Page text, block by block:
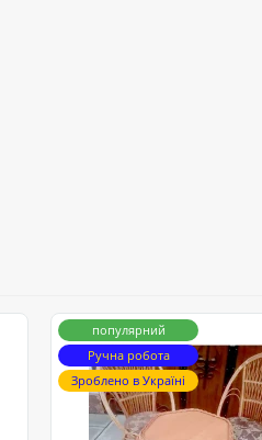
популярний
Ручна робота
Зроблено в Україні